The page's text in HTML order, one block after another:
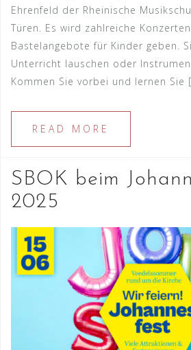
Ehrenfeld der Rheinische
Türen. Es wird zahlreiche
Bastelangebote für Kinder geben.
Unterricht lauschen oder
Kommen Sie vorbei und lernen Sie
READ MORE
SBOK beim
2025